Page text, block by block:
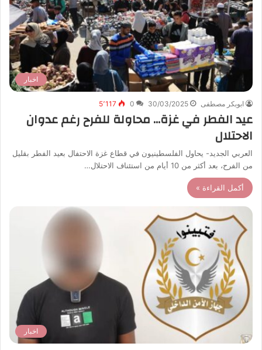
اخبار
ابوبكر مصطفى 30/03/2025
0 5٬117
عيد الفطر في غزة… محاولة للفرح رغم عدوان
الاحتلال
العربي الجديد- يحاول الفلسطينيون في قطاع غزة الاحتفال بعيد الفطر بقليل
من الفرح، بعد أكثر من 10 أيام من استئناف الاحتلال…
أكمل القراءة »
اخبار